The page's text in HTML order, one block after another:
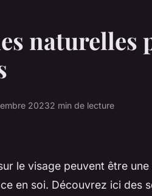
naturelles
20232 min de lecture
le visage peuvent être
en soi. Découvrez ici des